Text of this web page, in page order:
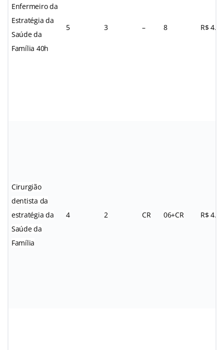
Enfermeiro da
Estratégia da
Saúde da
Família 40h
5 3 – 8 R$
Cirurgião
dentista da
estratégia da
Saúde da
Família
4 2 CR 06+CR R$